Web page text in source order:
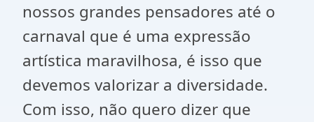
nossos grandes pensadores até o
carnaval que é uma expressão
artística maravilhosa, é isso que
devemos valorizar a diversidade.
Com isso, não quero dizer que